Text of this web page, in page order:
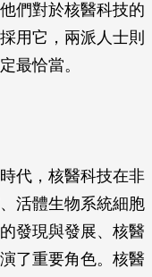
們對於核醫科技的
用它，兩派人士則
最恰當。
代，核醫科技在非
活體生物系統細胞
發現與發展、核醫
了重要角色。核醫